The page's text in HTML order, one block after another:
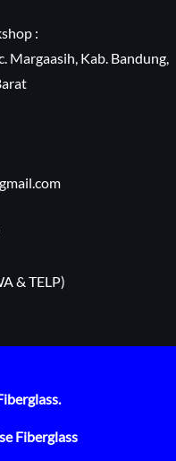
:
Margaasih, Kab. Bandung,
& TELP)
Fiberglass